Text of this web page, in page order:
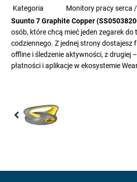
Kategoria
Monitory pracy serca
Suunto 7 Graphite Copper
osób, które chcą mieć jeden zegarek do
codziennego. Z jednej strony dostajesz
offline i śledzenie aktywności, z drugiej
płatności i aplikacje w ekosystemie